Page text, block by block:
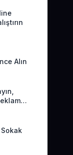
Alın
Sokak